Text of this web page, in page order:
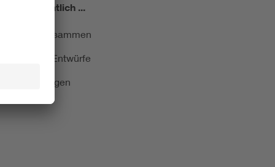
Monatlich ...
kurz zusammen
und Entwürfe